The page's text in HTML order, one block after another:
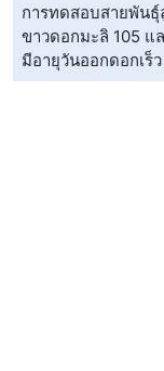
การทดสอบสายพันธุ์
ขาวดอกมะลิ 105 แ
มีอายุวันออกดอกเ